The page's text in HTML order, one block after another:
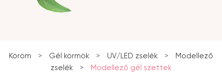
Köröm > Gél körmök > UV/LED zselék >
Modellező
zselék
> Modellező gél szettek